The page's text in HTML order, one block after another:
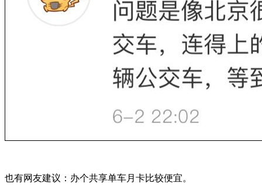
也有网友建议：办个共享单车月卡比较便宜。